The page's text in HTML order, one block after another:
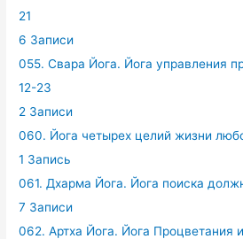
21
6 Записи
055. Свара Йога. Йога управления
12-23
2 Записи
060. Йога четырех целий жизни
1 Запись
061. Дхарма Йога. Йога поиска
7 Записи
062. Артха Йога. Йога Процветания